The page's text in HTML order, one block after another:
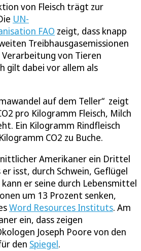
von Fleisch trägt zur
UN-
FAO zeigt, dass knapp
Treibhausgasemissionen
von Tieren
gilt dabei vor allem als
auf dem Teller“ zeigt
pro Kilogramm Fleisch, Milch
Ein Kilogramm Rindfleisch
CO2 zu Buche.
Amerikaner ein Drittel
isst, durch Schwein, Geflügel
er seine durch Lebensmittel
um 13 Prozent senken,
Word Resources Instituts. Am
ein, dass zeigen
Joseph Poore von den
den Spiegel.